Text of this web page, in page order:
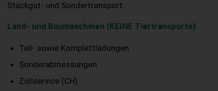
Stückgut- und Sondertransport.
Land- und Baumaschinen (KEINE Tiertransporte)
Teil- sowie Komplettladungen
Sonderabmessungen
Zollservice (CH)